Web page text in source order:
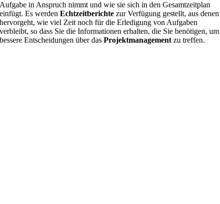
Aufgabe in Anspruch nimmt und wie sie sich in den Gesamtzeitplan
einfügt. Es werdenEchtzeitberichte zur Verfügung gestellt, aus denen
hervorgeht, wie viel Zeit noch für die Erledigung von Aufgaben
verbleibt, so dass Sie die Informationen erhalten, die Sie benötigen, um
bessere Entscheidungen über dasProjektmanagement zu treffen.